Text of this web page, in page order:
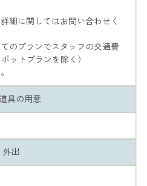
細に関してはお問い合わせく
のプランでスタッフの交通費
ットプランを除く）
具の用意
外出